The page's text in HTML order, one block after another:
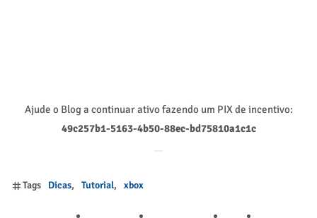
Ajude o Blog a continuar ativo fazendo um PIX de incentivo:
49c257b1-5163-4b50-88ec-bd75810a1c1c
Tags Dicas Tutorial xbox